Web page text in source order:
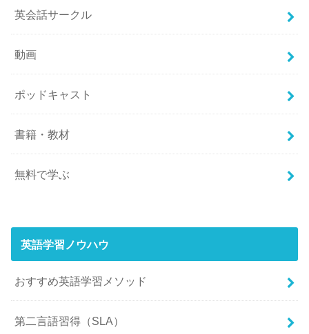
英会話サークル
動画
ポッドキャスト
書籍・教材
無料で学ぶ
英語学習ノウハウ
おすすめ英語学習メソッド
第二言語習得（SLA）